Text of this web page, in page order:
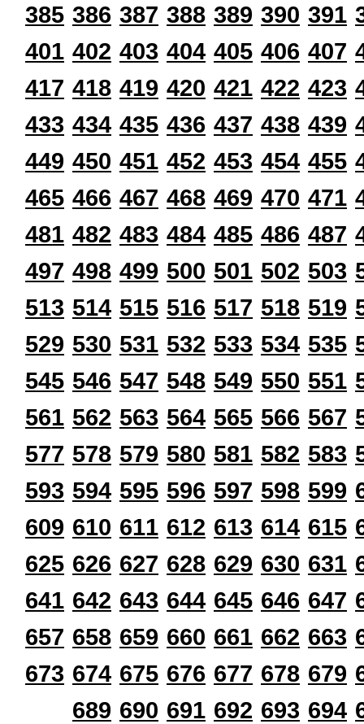
385 386 387 388 389 390 391
401 402 403 404 405 406 407
417 418 419 420 421 422 423
433 434 435 436 437 438 439
449 450 451 452 453 454 455
465 466 467 468 469 470 471
481 482 483 484 485 486 487
497 498 499 500 501 502 503
513 514 515 516 517 518 519
529 530 531 532 533 534 535
545 546 547 548 549 550 551
561 562 563 564 565 566 567
577 578 579 580 581 582 583
593 594 595 596 597 598 599
609 610 611 612 613 614 615
625 626 627 628 629 630 631
641 642 643 644 645 646 647
657 658 659 660 661 662 663
673 674 675 676 677 678 679
689 690 691 692 693 694